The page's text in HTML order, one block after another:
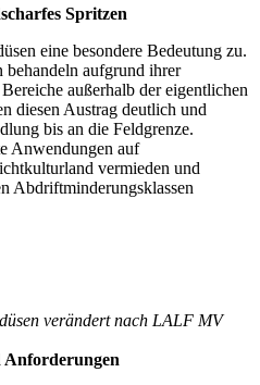
Spritzen
eine besondere Bedeutung zu.
behandeln aufgrund ihrer
außerhalb der eigentlichen
diesen Austrag deutlich und
bis an die Feldgrenze.
Anwendungen auf
vermieden und
Abdriftminderungsklassen
verändert nach LALF MV
Anforderungen